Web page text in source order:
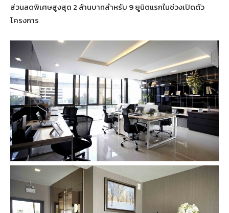
ส่วนลดพิเศษสูงสุด 2 ล้านบาทสำหรับ 9 ยูนิตแรกในช่วงเปิดตัว
โครงการ